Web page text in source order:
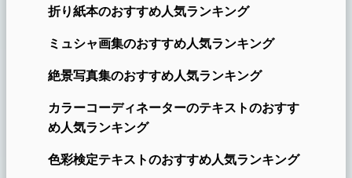
折り紙本のおすすめ人気ランキング
ミュシャ画集のおすすめ人気ランキング
絶景写真集のおすすめ人気ランキング
カラーコーディネーターのテキストのおすす
め人気ランキング
色彩検定テキストのおすすめ人気ランキング